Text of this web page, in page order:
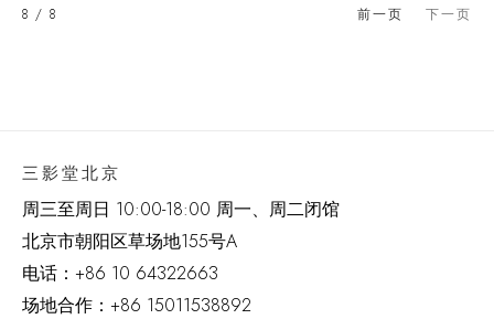
前一页 下一页
8 / 8
三影堂北京
周三至周日 10:00-18:00 周一、周二闭馆
北京市朝阳区草场地155号A
电话： +86 10 64322663
场地合作：+86 15011538892